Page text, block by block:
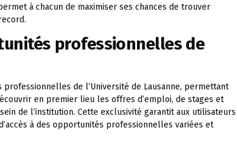
à chacun de maximiser ses chances de trouver
professionnelles de
de l’Université de Lausanne, permettant
en premier lieu les offres d’emploi, de stages et
de l’institution. Cette exclusivité garantit aux utilisateurs
à des opportunités professionnelles variées et